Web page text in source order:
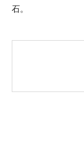
石。